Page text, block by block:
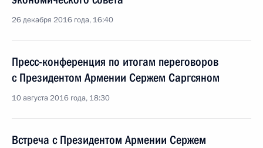
26 декабря 2016 года, 16:40
Пресс-конференция по итогам переговоров
с Президентом Армении Сержем Саргсяном
10 августа 2016 года, 18:30
Встреча с Президентом Армении Сержем